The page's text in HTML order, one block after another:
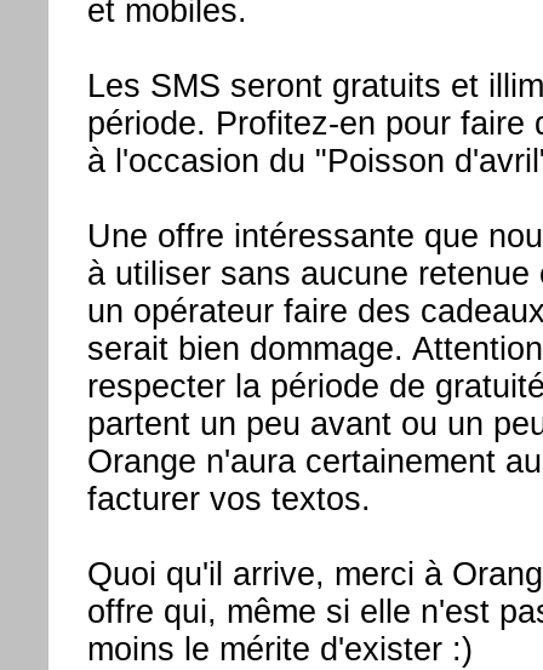
et mobiles.
Les SMS seront gratuits et
période. Profitez-en pour faire
à l'occasion du "Poisson
Une offre intéressante que
à utiliser sans aucune
un opérateur faire des
serait bien dommage.
respecter la période de
partent un peu avant ou un
Orange n'aura certainement
facturer vos textos.
Quoi qu'il arrive, merci à
offre qui, même si elle n'est
moins le mérite d'exister :)